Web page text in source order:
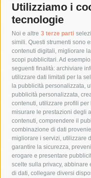
Utilizziamo i
tecnologie
Noi e altre 3 terze parti
simili. Questi strumenti sono
contenuti digitali, migliorare
scopi pubblicitari. Ad
seguenti finalità: archiviare
utilizzare dati limitati per la
la pubblicità personalizzata,
pubblicità personalizzata,
contenuti, utilizzare profili
misurare le prestazioni degli
contenuti, comprendere il
combinazione di dati
migliorare i servizi, utilizzare
garantire la sicurezza,
erogare e presentare
scelte sulla privacy, abbinare
di dati, collegare diversi
Tag
acqua allerta meteo
area marina protetta di
Asl Napoli 3 sud
castellammare di stabia
comune di sorrento
costiera amalfitana
fondazione sorrento
lavori
lorenzo balducelli
massimo coppola
Meta